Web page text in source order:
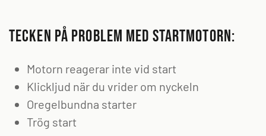
Tecken på problem med startmotorn:
Motorn reagerar inte vid start
Klickljud när du vrider om nyckeln
Oregelbundna starter
Trög start